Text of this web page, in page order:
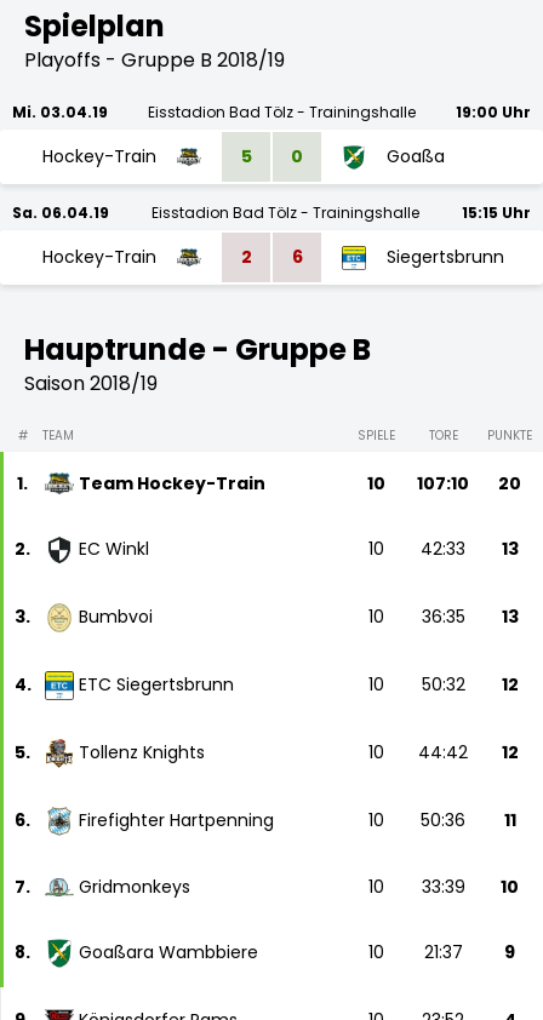
Spielplan
Playoffs - Gruppe B 2018/19
Mi. 03.04.19 Eisstadion Bad Tölz - Trainingshalle 19:00 Uhr
Hockey-Train 5 0 Goaßa
Sa. 06.04.19 Eisstadion Bad Tölz - Trainingshalle 15:15 Uhr
Hockey-Train 2 6 Siegertsbrunn
Hauptrunde - Gruppe B
Saison 2018/19
# TEAM SPIELE TORE PUNKTE
1. Team Hockey-Train 10 107:10 20
2. EC Winkl 10 42:33 13
3. Bumbvoi 10 36:35 13
4. ETC Siegertsbrunn 10 50:32 12
5. Tollenz Knights 10 44:42 12
6. Firefighter Hartpenning 10 50:36 11
7. Gridmonkeys 10 33:39 10
8. Goaßara Wambbiere 10 21:37 9